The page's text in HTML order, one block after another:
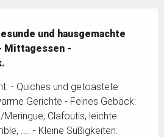
und hausgemachte
Mittagessen -
- Quiches und getoastete
Gerichte - Feines Gebäck:
Clafoutis, leichte
.... - Kleine Süßigkeiten: